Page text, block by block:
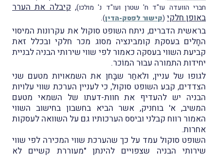
חברי הוועדה עו"ד ח' שטרן ועו"ד נ' מולכו), קיבלה את הערר
באופן חלקי (קישור לפסק-הדין)
.
בראשית הדברים, ניתח השופט סוקול את עקרונות המיסוי
החָלים בעסקת קומבינציה מסוג מכר חלקי ובכלל זאת
קביעת השווי בעסקה כאמור לפי שווי שירותי הבניה לבניית
יחידות התמורה עבוּר המוֹכר.
לגופו של עניין, ולאחַר שבָּחן את השמאויות מטעם שני
הצדדים, קבע השופט סוקול, כי לעניין הערכת שווי עלויות
הבניה יש להעדיף את חוות-דעתו של השמאי מטעם
המשיב, א' בוחניק, אשר הביא בחשבון בחישוב השווי
האמור רווח קבלני וביסס הערכותיו גם על השוואה לעסקות
אחרות.
השופט סוקול עמד על כך שהערכת שווי המכירה לפי שווי
שירותי הבניה שצפויים להינתן "מעוררת קשיים לא